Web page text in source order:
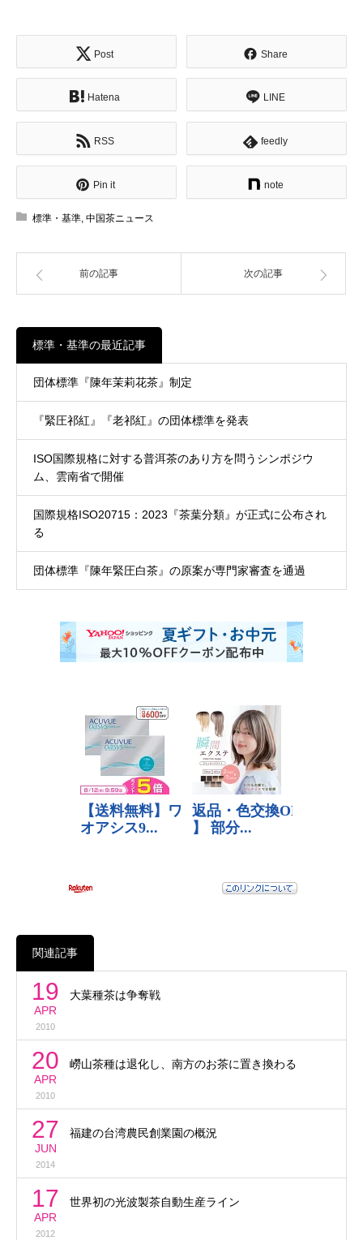
Post Share
Hatena LINE
RSS feedly
Pin it note
標準・基準, 中国茶ニュース
前の記事 次の記事
標準・基準の最近記事
団体標準『陳年茉莉花茶』制定
『緊圧祁紅』『老祁紅』の団体標準を発表
ISO国際規格に対する普洱茶のあり方を問うシンポジウ
ム、雲南省で開催
国際規格ISO20715：2023『茶葉分類』が正式に公布され
る
団体標準『陳年緊圧白茶』の原案が専門家審査を通過
関連記事
19
APR
2010
大葉種茶は争奪戦
20
APR
2010
嶗山茶種は退化し、南方のお茶に置き換わる
27
JUN
2014
福建の台湾農民創業園の概況
17
APR
2012
世界初の光波製茶自動生産ライン